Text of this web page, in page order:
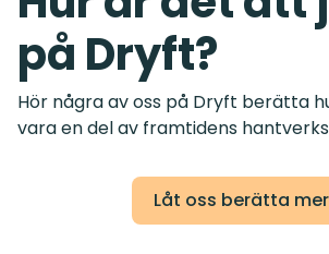
på Dryft?
Hör några av oss på Dryft berätta
vara en del av framtidens
Låt oss berätta